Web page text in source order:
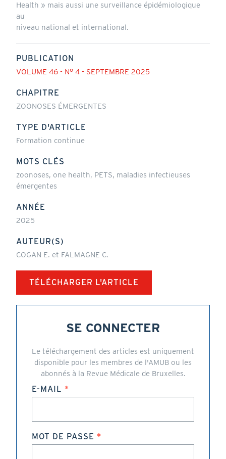
Health » mais aussi une surveillance épidémiologique
au
niveau national et international.
PUBLICATION
VOLUME 46 - N° 4 - SEPTEMBRE 2025
CHAPITRE
ZOONOSES ÉMERGENTES
TYPE D'ARTICLE
Formation continue
MOTS CLÉS
zoonoses, one health, PETS, maladies infectieuses
émergentes
ANNÉE
2025
AUTEUR(S)
COGAN E. et FALMAGNE C.
TÉLÉCHARGER L'ARTICLE
SE CONNECTER
Le téléchargement des articles est uniquement
disponible pour les membres de l'AMUB ou les
abonnés à la Revue Médicale de Bruxelles.
E-MAIL
MOT DE PASSE